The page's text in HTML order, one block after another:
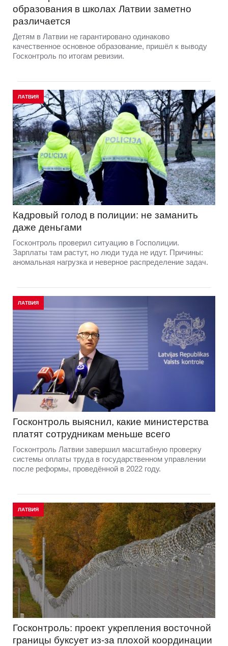
образования в школах Латвии заметно
различается
Детям в Латвии не гарантировано одинаково
качественное основное образование, пришёл к выводу
Госконтроль по итогам ревизии.
ЛАТВИЯ
Кадровый голод в полиции: не заманить
даже деньгами
Госконтроль проверил ситуацию в Госполиции.
Зарплаты там растут, но люди туда не идут. Причины:
аномальная нагрузка и неверное распределение задач.
ЛАТВИЯ
Госконтроль выяснил, какие министерства
платят сотрудникам меньше всего
Госконтроль Латвии завершил масштабную проверку
системы оплаты труда в государственном управлении
после реформы, проведённой в 2022 году.
ЛАТВИЯ
Госконтроль: проект укрепления восточной
границы буксует из-за плохой координации